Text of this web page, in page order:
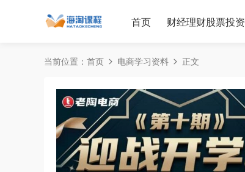
首页 财经理财股票投资
当前位置： 首页 电商学习资料 正文